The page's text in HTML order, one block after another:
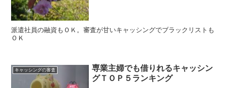
派遣社員の融資もＯＫ。審査が甘いキャッシングでブラックリストも
ＯＫ
キャッシングの審査
専業主婦でも借りれるキャッシン
グＴＯＰ５ランキング